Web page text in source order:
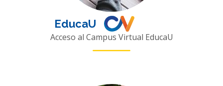
EducaU
Acceso al Campus Virtual EducaU